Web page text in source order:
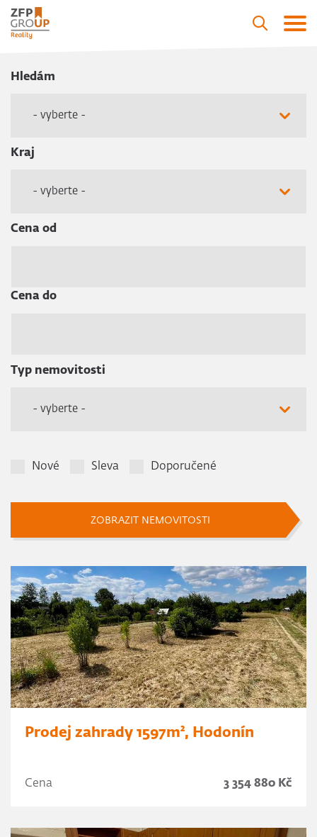
Hledám
- vyberte -
Kraj
- vyberte -
Cena od
Cena do
Typ nemovitosti
- vyberte -
Nové Sleva Doporučené
ZOBRAZIT NEMOVITOSTI
Prodej zahrady 1597m², Hodonín
Cena 3 354 880 Kč